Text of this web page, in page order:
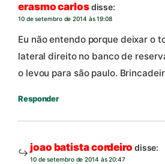
erasmo carlosdisse:
10 de setembro de 2014 às 19:08
Eu não entendo porque deixar o
lateral direito no banco de
o levou para são paulo.
Responder
joao batista cordeiro disse:
10 de setembro de 2014 às 20:47